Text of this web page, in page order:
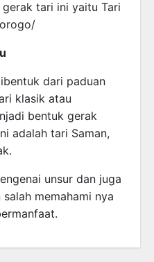
tari ini yaitu Tari
dari paduan
klasik atau
bentuk gerak
adalah tari Saman,
unsur dan juga
memahami nya